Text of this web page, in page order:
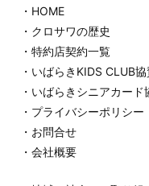
・HOME
・クロサワの歴史
・特約店契約一覧
・いばらきKIDS CLUB
・いばらきシニアカード
・プライバシーポリシー
・お問合せ
・会社概要